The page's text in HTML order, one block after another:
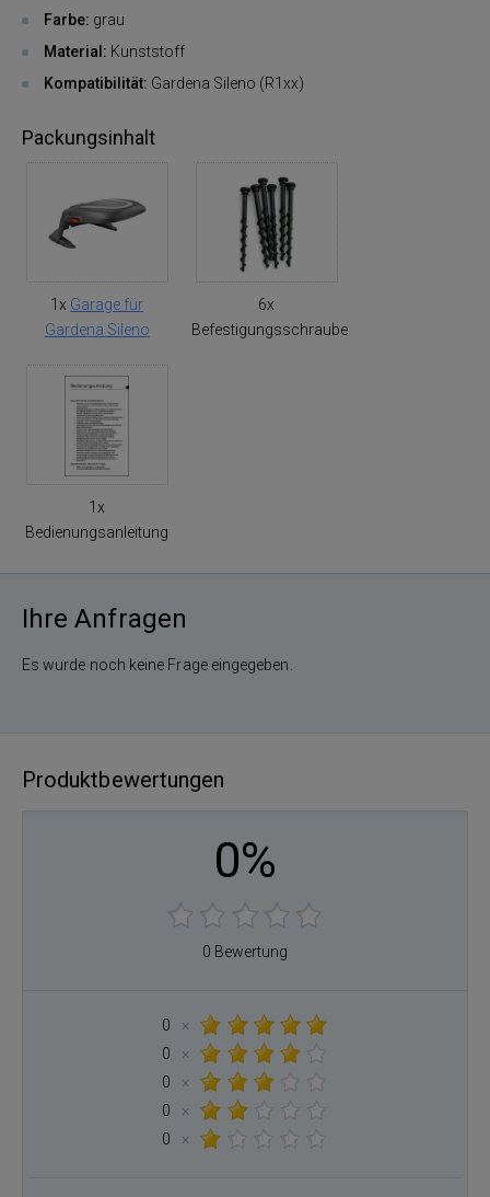
Farbe: grau
Material: Kunststoff
Kompatibilität: Gardena Sileno (R1xx)
Packungsinhalt
1x Garage für
Gardena Sileno
6x
Befestigungsschraube
1x
Bedienungsanleitung
Ihre Anfragen
Es wurde noch keine Frage eingegeben.
Produktbewertungen
0%
0 Bewertung
0
×
0
×
0
×
0
×
0
×